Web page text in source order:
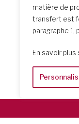
matière de
transfert est
paragraphe 1,
En savoir plus